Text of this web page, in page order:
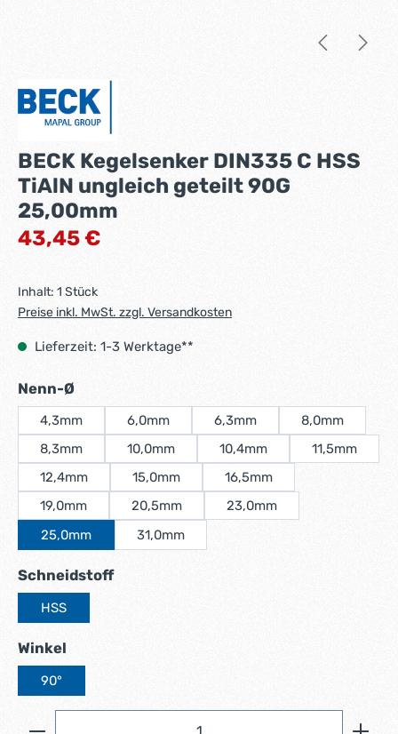
BECK Kegelsenker DIN335 C HSS
TiAlN ungleich geteilt 90G
25,00mm
Regulärer Preis:
43,45 €
Inhalt: 1 Stück
Preise inkl. MwSt. zzgl. Versandkosten
Lieferzeit: 1-3 Werktage**
Nenn-Ø
4,3mm 6,0mm 6,3mm
8,0mm
8,3mm
10,0mm 10,4mm
11,5mm
12,4mm
15,0mm
16,5mm
19,0mm
20,5mm
23,0mm
25,0mm
31,0mm
Schneidstoffauswählen
HSS
Winkel
90°
Produkt Anzahl: Gib den gewünschten Wert ein